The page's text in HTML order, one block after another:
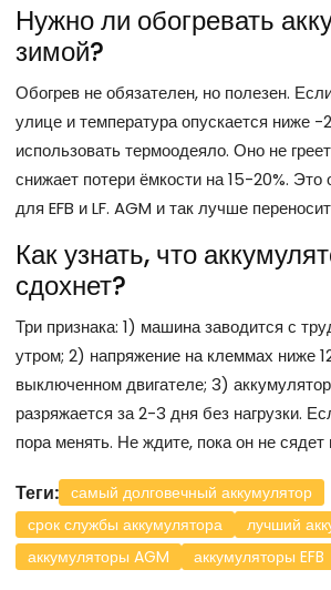
Нужно ли обогревать
зимой?
Обогрев не обязателен, но полезен.
улице и температура опускается ниже
использовать термоодеяло. Оно не
снижает потери ёмкости на 15-20%. Это
для EFB и LF. AGM и так лучше
Как узнать, что
сдохнет?
Три признака: 1) машина заводится с
утром; 2) напряжение на клеммах ниже
выключенном двигателе; 3)
разряжается за 2-3 дня без нагрузки.
пора менять. Не ждите, пока он не сядет
Теги: самый долговечный аккумулятор
срок службы аккумулятора
лучший
аккумуляторы AGM
аккумуляторы EFB